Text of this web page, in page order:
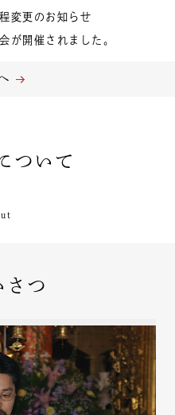
変更のお知らせ
が開催されました。
ついて
さつ